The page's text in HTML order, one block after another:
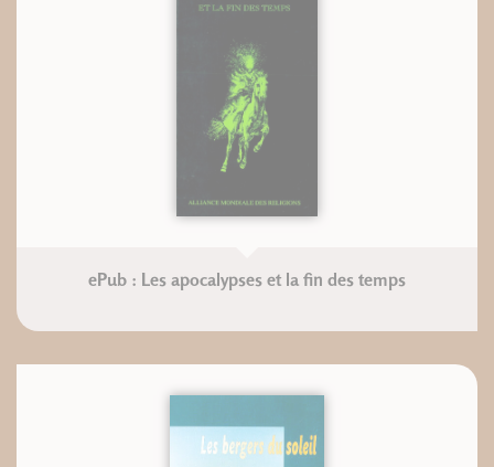
ePub : Les apocalypses et la fin des temps